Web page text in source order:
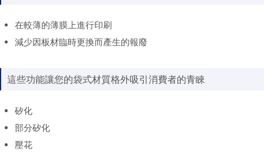
在較薄的薄膜上進行印刷
減少因板材臨時更換而產生的報廢
這些功能讓您的袋式材質格外吸引消費者的青睞
矽化
部分矽化
壓花